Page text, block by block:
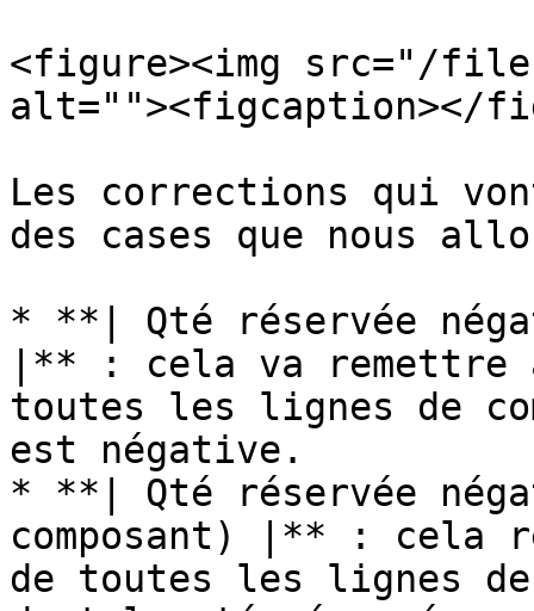
<figure><img src="/files/
alt=""><figcaption></
Les corrections qui
des cases que nous
* **| Qté réservée
|** : cela va remettre
toutes les lignes de
est négative.
* **| Qté réservée
composant) |** : cela
de toutes les lignes de